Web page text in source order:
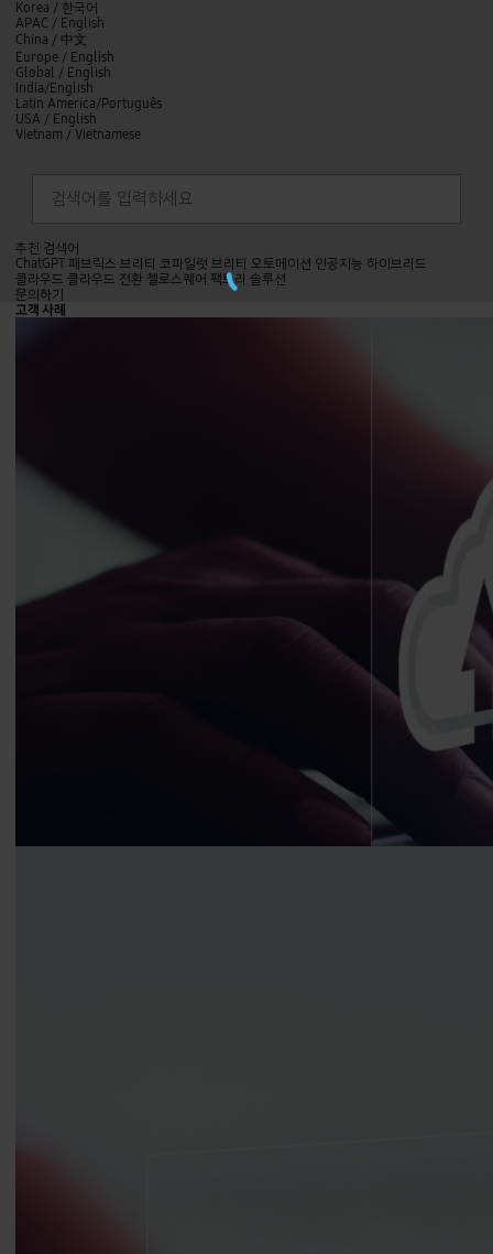
언어선택/Select
language
Korea / 한국어
APAC / English
China / 中文
Europe / English
Global / English
India/English
Latin America/Português
USA / English
Vietnam / Vietnamese
추천 검색어
ChatGPT 패브릭스 브리티 코파일럿 브리티 오토메이션 인공지능 하이브리드
클라우드 클라우드 전환 첼로스퀘어 팩토리 솔루션
닫기
문의하기
문의하기
전체메뉴
고객 사례
Loading...